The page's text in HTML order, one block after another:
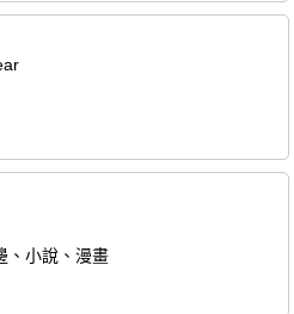
、小說、漫畫